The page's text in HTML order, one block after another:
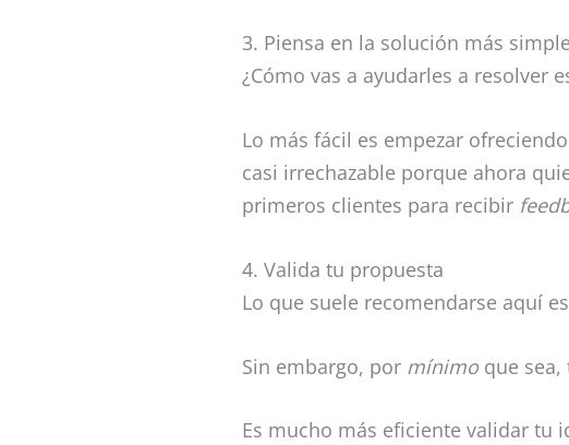
3. Piensa en la solución más simple
¿Cómo vas a ayudarles a resolver
Lo más fácil es empezar
casi irrechazable porque ahora
primeros clientes para recibir
4. Valida tu propuesta
Lo que suele recomendarse aquí
Sin embargo, por mínimoque sea,
Es mucho más eficiente validar tu